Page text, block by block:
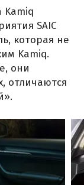
Kamiq
SAIC
которая не
Kamiq.
они
отличаются